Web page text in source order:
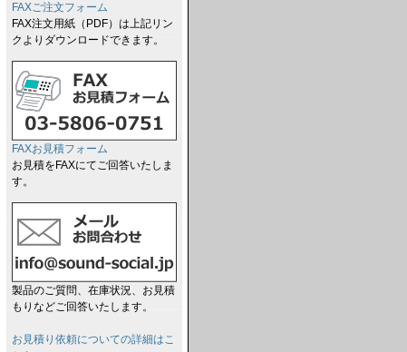
FAXご注文フォーム
FAX注文用紙（PDF）は上記リン
クよりダウンロードできます。
FAXお見積フォーム
お見積をFAXにてご回答いたしま
す。
製品のご質問、在庫状況、お見積
もりなどご回答いたします。
お見積り依頼についての詳細はこ